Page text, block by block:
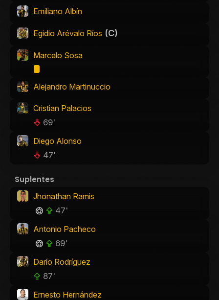
Emiliano Albín
Egidio Arévalo Ríos (C)
Marcelo Sosa
Alejandro Martinuccio
Cristian Palacios
69'
Diego Alonso
47'
Suplentes
Jhonathan Ramis
47'
Antonio Pacheco
69'
Darío Rodríguez
87'
Ernesto Hernández